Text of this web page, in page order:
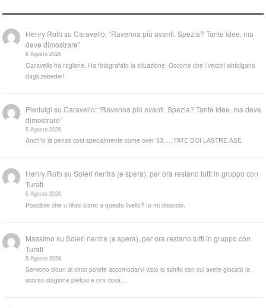
Henry Roth suCaravello: “Ravenna più avanti. Spezia? Tante idee, ma
deve dimostrare”
6 Agosto 2026
Caravello ha ragione. Ha fotografato la situazione. Occorre che i vecchi sintolgano
dagli zebedei!
Pierluigi suCaravello: “Ravenna più avanti. Spezia? Tante idee, ma deve
dimostrare”
5 Agosto 2026
Anch'io la penso così specialmente come over 33..... FATE DOI LASTRE ASE
Henry Roth suSoleri rientra (e spera), per ora restano tutti in gruppo con
Turati
5 Agosto 2026
Possibile che u tifosi siano a questo livello? Io mi dissocio.
Massimo suSoleri rientra (e spera), per ora restano tutti in gruppo con
Turati
5 Agosto 2026
Servono cloun al circo potete accomodarvi visto lo schifo con cui avete giocato la
scorsa stagione pietosi e ora cosa…